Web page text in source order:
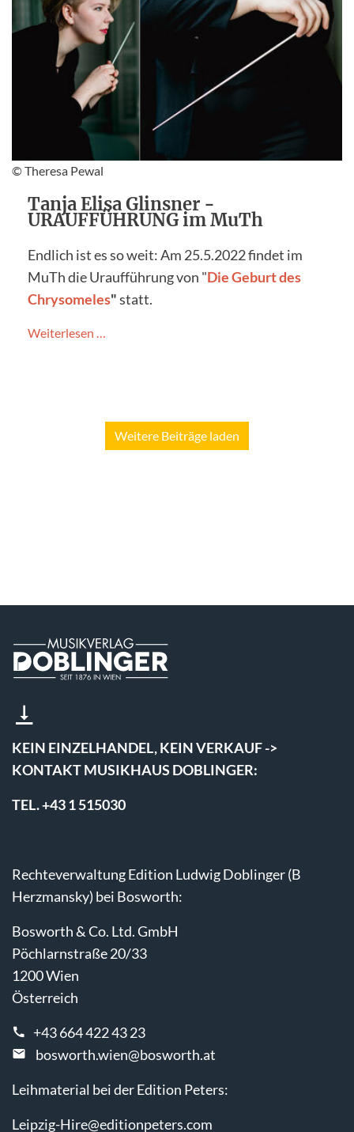
© Theresa Pewal
Tanja Elisa Glinsner -
URAUFFÜHRUNG im MuTh
Endlich ist es so weit: Am 25.5.2022 findet im
MuTh die Uraufführung von "Die Geburt des
Chrysomeles"statt.
Weiterlesen …
Weitere Beiträge laden
KEIN EINZELHANDEL, KEIN VERKAUF ->
KONTAKT MUSIKHAUS DOBLINGER:
TEL. +43 1 515030
Rechteverwaltung Edition Ludwig Doblinger (B
Herzmansky) bei Bosworth:
Bosworth & Co. Ltd. GmbH
Pöchlarnstraße 20/33
1200 Wien
Österreich
+43 664 422 43 23
bosworth.wien@bosworth.at
Leihmaterial bei der Edition Peters:
Leipzig-Hire@editionpeters.com